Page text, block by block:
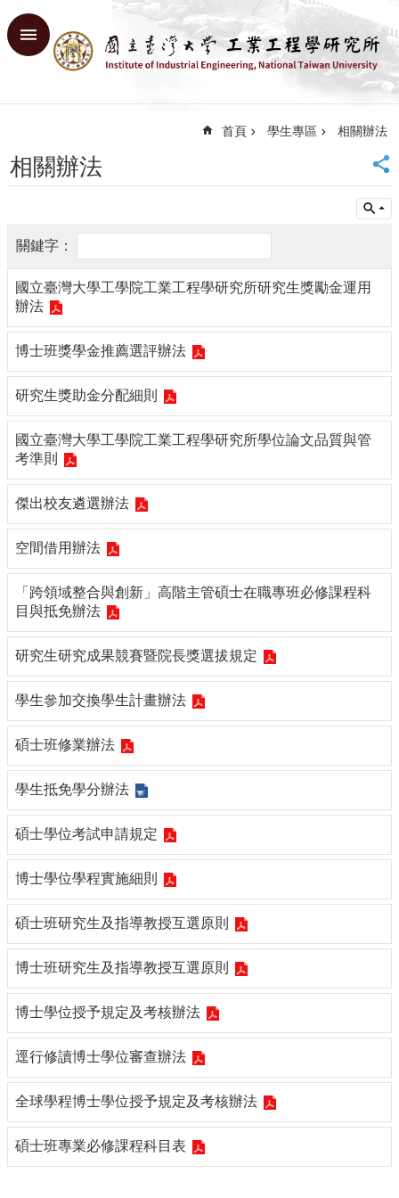
跳到主要內容區塊
進
首
頁
首
頁
網
站
導
覽
English
系
簡
介
學
程
簡
介
教
學
研
究
系
所
成
員
入
學
管
道
學
生
專
區
公
告
與
訊
息
校
友
會
款
專
區
首頁 學生專區 相關辦法
相關辦法
國立臺灣大學工學院工業工程學研究所研究生獎勵金運用
辦法
博士班獎學金推薦選評辦法
研究生獎助金分配細則
國立臺灣大學工學院工業工程學研究所學位論文品質與管
考準則
傑出校友遴選辦法
空間借用辦法
「跨領域整合與創新」高階主管碩士在職專班必修課程科
目與抵免辦法
研究生研究成果競賽暨院長獎選拔規定
學生參加交換學生計畫辦法
碩士班修業辦法
學生抵免學分辦法
碩士學位考試申請規定
博士學位學程實施細則
碩士班研究生及指導教授互選原則
博士班研究生及指導教授互選原則
博士學位授予規定及考核辦法
逕行修讀博士學位審查辦法
全球學程博士學位授予規定及考核辦法
碩士班專業必修課程科目表